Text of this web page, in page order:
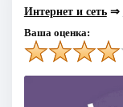
Интернет и сеть⇒
Ваша оценка: